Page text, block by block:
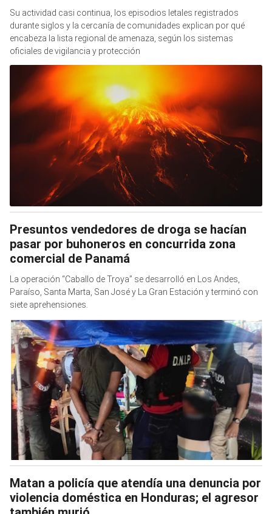
Su actividad casi continua, los episodios letales registrados
durante siglos y la cercanía de comunidades explican por qué
encabeza la lista regional de amenaza, según los sistemas
oficiales de vigilancia y protección
Presuntos vendedores de droga se hacían
pasar por buhoneros en concurrida zona
comercial de Panamá
La operación “Caballo de Troya” se desarrolló en Los Andes,
Paraíso, Santa Marta, San José y La Gran Estación y terminó con
siete aprehensiones.
Matan a policía que atendía una denuncia por
violencia doméstica en Honduras; el agresor